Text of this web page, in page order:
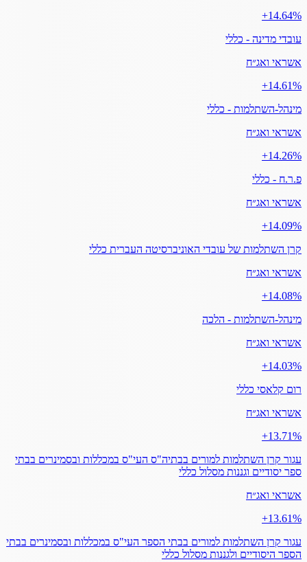
‎+14.64%
עובדי מדינה - כללי
אשראי ואג״ח
‎+14.61%
מינהל-השתלמות - כללי
אשראי ואג״ח
‎+14.26%
פ.ר.ח - כללי
אשראי ואג״ח
‎+14.09%
קרן השתלמות של עובדי האוניברסיטה העברית כללי
אשראי ואג״ח
‎+14.08%
מינהל-השתלמות - הלכה
אשראי ואג״ח
‎+14.03%
רום קלאסי כללי
אשראי ואג״ח
‎+13.71%
עגור קרן השתלמות למורים בבתיה"ס העי"ס במכללות ובסמינרים בבתי
ספר יסודיים וגננות מסלול כללי
אשראי ואג״ח
‎+13.61%
עגור קרן השתלמות למורים בבתי הספר העי"ס במכללות ובסמינרים בבתי
הספר היסודיים ולגננות מסלול כללי